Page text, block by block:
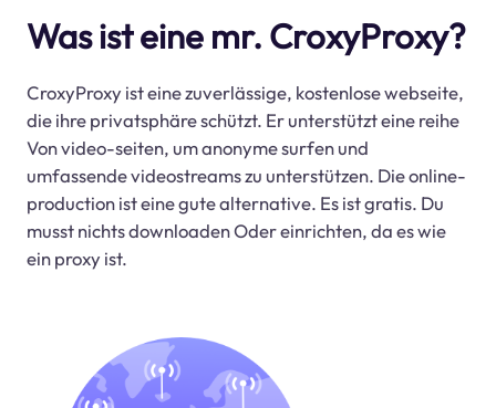
Was ist eine mr. CroxyProxy?
CroxyProxy ist eine zuverlässige, kostenlose webseite,
die ihre privatsphäre schützt. Er unterstützt eine reihe
Von video-seiten, um anonyme surfen und
umfassende videostreams zu unterstützen. Die online-
production ist eine gute alternative. Es ist gratis. Du
musst nichts downloaden Oder einrichten, da es wie
ein proxy ist.